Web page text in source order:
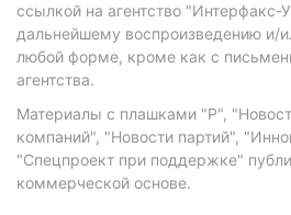
ссылкой на агентство "Интерфакс-
дальнейшему воспроизведению и/
любой форме, кроме как с
агентства.
Материалы с плашками "Р",
компаний", "Новости партий",
"Спецпроект при поддержке"
коммерческой основе.